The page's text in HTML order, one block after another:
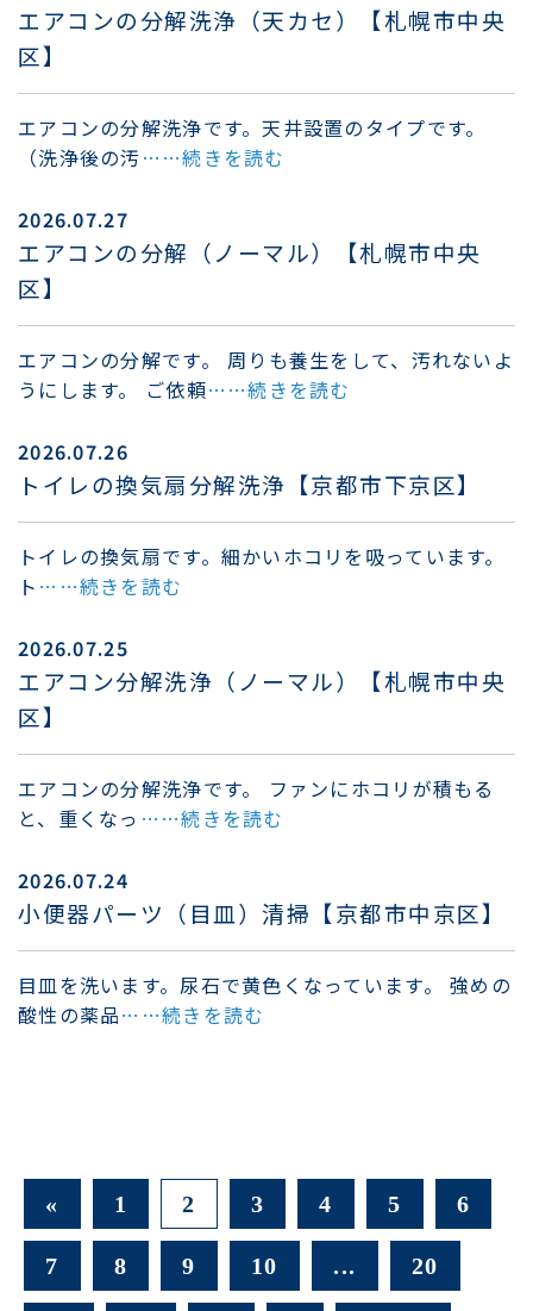
エアコンの分解洗浄（天カセ）【札幌市中央
区】
エアコンの分解洗浄です。天井設置のタイプです。
（洗浄後の汚……続きを読む
2026.07.27
エアコンの分解（ノーマル）【札幌市中央
区】
エアコンの分解です。 周りも養生をして、汚れないよ
うにします。 ご依頼……続きを読む
2026.07.26
トイレの換気扇分解洗浄【京都市下京区】
トイレの換気扇です。細かいホコリを吸っています。
ト ……続きを読む
2026.07.25
エアコン分解洗浄（ノーマル）【札幌市中央
区】
エアコンの分解洗浄です。 ファンにホコリが積もる
と、重くなっ ……続きを読む
2026.07.24
小便器パーツ（目皿）清掃【京都市中京区】
目皿を洗います。尿石で黄色くなっています。 強めの
酸性の薬品……続きを読む
« 1 2 3 4 5 6
7 8 9 10 ... 20